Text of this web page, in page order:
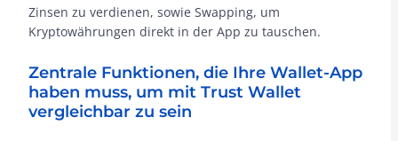
Zinsen zu verdienen, sowie Swapping, um
Kryptowährungen direkt in der App zu tauschen.
Zentrale Funktionen, die Ihre Wallet-App
haben muss, um mit Trust Wallet
vergleichbar zu sein